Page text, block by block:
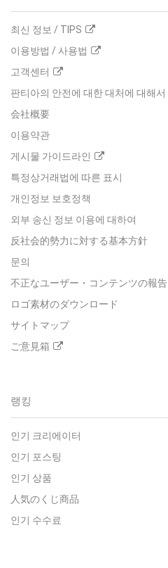
최신 정보 / TIPS
이용방법 / 사용법
고객센터
판티아의 안전에 대한 대처에 대해서
会社概要
이용약관
게시물 가이드라인
특정상거래법에 따른 표시
개인정보 보호정책
외부 송신 정보 이용에 대하여
反社会的勢力に対する基本方針
문의
不正なユーザー・コンテンツの報告
ロゴ素材のダウンロード
サイトマップ
ご意見箱
랭킹
인기 크리에이터
인기 포스팅
인기 상품
人気のくじ商品
인기 수수료